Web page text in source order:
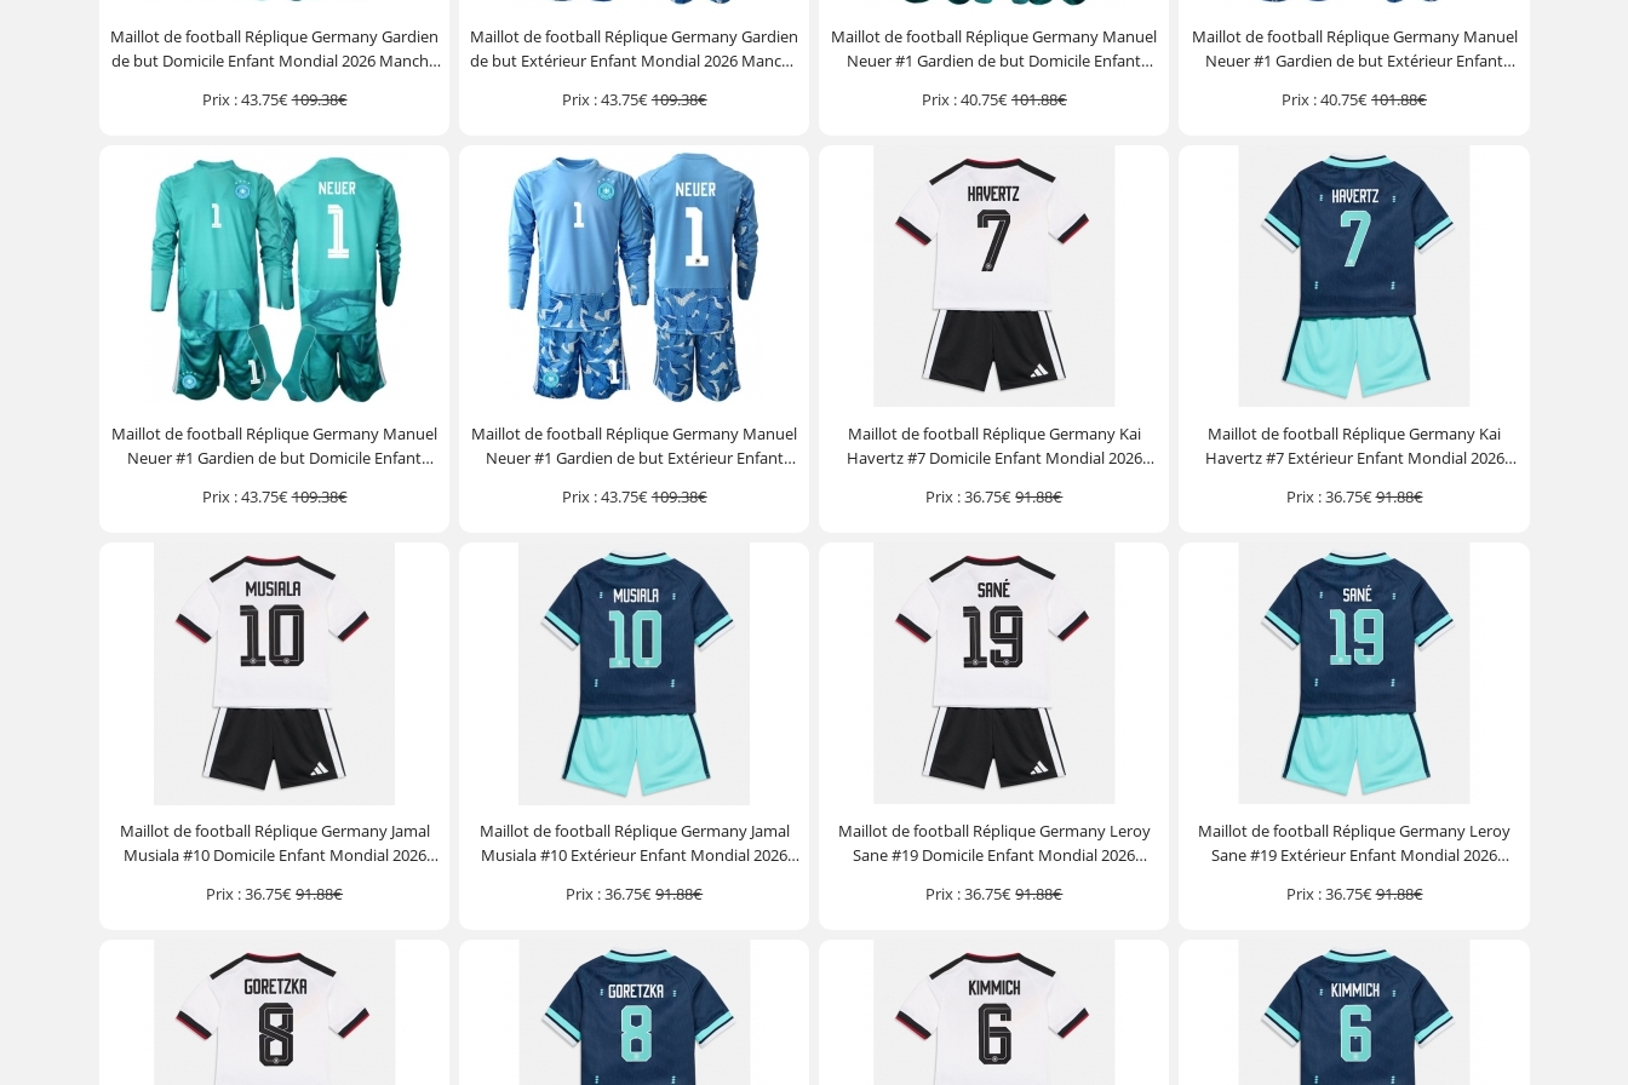
Maillot de football Réplique Germany Gardien
de but Domicile Enfant Mondial 2026 Manche
Prix :43.75€109.38€
Maillot de football Réplique Germany Gardien
de but Extérieur Enfant Mondial 2026 Manche
Prix :43.75€109.38€
Maillot de football Réplique Germany Manuel
Neuer #1 Gardien de but Domicile Enfant
court)
Prix :40.75€101.88€
Maillot de football Réplique Germany Manuel
Neuer #1 Gardien de but Extérieur Enfant
court)
Prix :40.75€101.88€
Maillot de football Réplique Germany Manuel
Neuer #1 Gardien de but Domicile Enfant
court)
Prix :43.75€109.38€
Maillot de football Réplique Germany Manuel
Neuer #1 Gardien de but Extérieur Enfant
court)
Prix :43.75€109.38€
Maillot de football Réplique Germany Kai
Havertz #7 Domicile Enfant Mondial 2026
Prix :36.75€91.88€
Maillot de football Réplique Germany Kai
Havertz #7 Extérieur Enfant Mondial 2026
Prix :36.75€91.88€
Maillot de football Réplique Germany Jamal
Musiala #10 Domicile Enfant Mondial 2026
Prix :36.75€91.88€
Maillot de football Réplique Germany Jamal
Musiala #10 Extérieur Enfant Mondial 2026
Prix :36.75€91.88€
Maillot de football Réplique Germany Leroy
Sane #19 Domicile Enfant Mondial 2026
Prix :36.75€91.88€
Maillot de football Réplique Germany Leroy
Sane #19 Extérieur Enfant Mondial 2026
Prix :36.75€91.88€